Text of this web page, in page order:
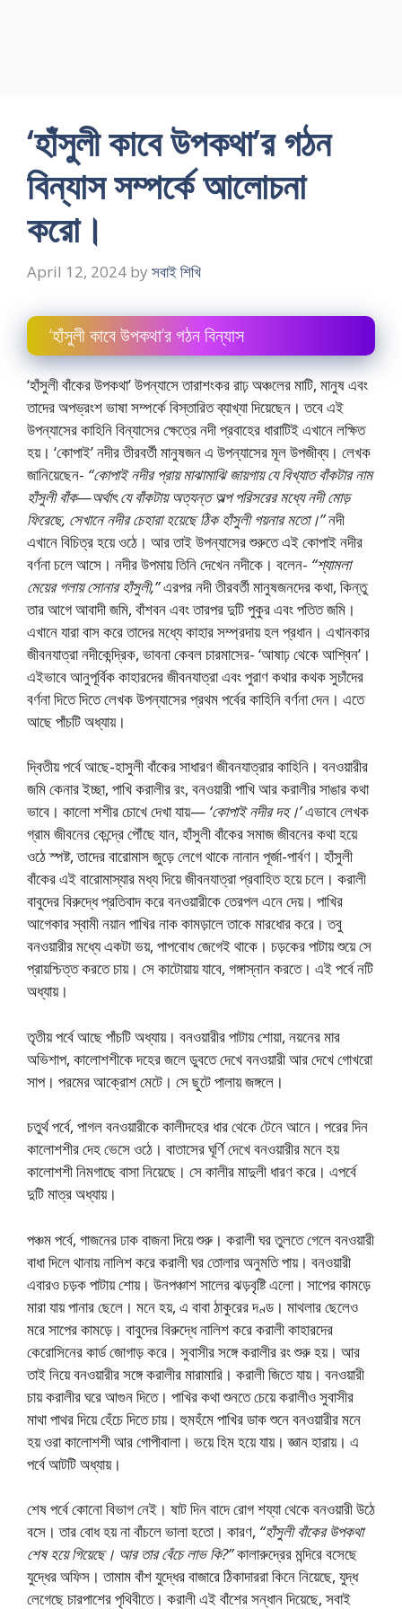
‘হাঁসুলী কাবে উপকথা’র গঠন
বিন্যাস সম্পর্কে আলোচনা
করাে।
April 12, 2024 by সবাই শিখি
‘হাঁসুলী কাবে উপকথা’র গঠন বিন্যাস
‘হাঁসুলী বাঁকের উপকথা’ উপন্যাসে তারাশংকর রাঢ় অঞ্চলের মাটি, মানুষ এবং
তাদের অপভ্রংশ ভাষা সম্পর্কে বিস্তারিত ব্যাখ্যা দিয়েছেন। তবে এই
উপন্যাসের কাহিনি বিন্যাসের ক্ষেত্রে নদী প্রবাহের ধারাটিই এখানে লক্ষিত
হয়। ‘কোপাই’ নদীর তীরবর্তী মানুষজন এ উপন্যাসের মূল উপজীব্য। লেখক
জানিয়েছেন- “কোপাই নদীর প্রায় মাঝামাঝি জায়গায় যে বিখ্যাত বাঁকটার নাম
হাঁসুলী বাঁক—অর্থাৎ যে বাঁকটায় অত্যন্ত অল্প পরিসরের মধ্যে নদী মােড়
ফিরেছে, সেখানে নদীর চেহারা হয়েছে ঠিক হাঁসুলী গয়নার মতাে।”নদী
এখানে বিচিত্র হয়ে ওঠে। আর তাই উপন্যাসের শুরুতে এই কোপাই নদীর
বর্ণনা চলে আসে। নদীর উপমায় তিনি দেখেন নদীকে। বলেন- “শ্যামলা
মেয়ের গলায় সােনার হাঁসুলী,”এরপর নদী তীরবর্তী মানুষজনদের কথা, কিন্তু
তার আগে আবাদী জমি, বাঁশবন এবং তারপর দুটি পুকুর এবং পতিত জমি।
এখানে যারা বাস করে তাদের মধ্যে কাহার সম্প্রদায় হল প্রধান। এখানকার
জীবনযাত্রা নদীকেন্দ্রিক, ভাবনা কেবল চারমাসের- ‘আষাঢ় থেকে আশ্বিন’।
এইভাবে আনুপূর্বিক কাহারদের জীবনযাত্রা এবং পুরাণ কথার কথক সুচাঁদের
বর্ণনা দিতে দিতে লেখক উপন্যাসের প্রথম পর্বের কাহিনি বর্ণনা দেন। এতে
আছে পাঁচটি অধ্যায়।
দ্বিতীয় পর্বে আছে-হাসুলী বাঁকের সাধারণ জীবনযাত্রার কাহিনি। বনওয়ারীর
জমি কেনার ইচ্ছা, পাখি করালীর রং, বনওয়ারী পাখি আর করালীর সাঙার কথা
ভাবে। কালাে শশীর চোখে দেখা যায়— ‘কোপাই নদীর দহ।’এভাবে লেখক
গ্রাম জীবনের কেন্দ্রে পৌঁছে যান, হাঁসুলী বাঁকের সমাজ জীবনের কথা হয়ে
ওঠে স্পষ্ট, তাদের বারােমাস জুড়ে লেগে থাকে নানান পূর্জা-পার্বণ। হাঁসুলী
বাঁকের এই বারােমাস্যার মধ্য দিয়ে জীবনযাত্রা প্রবাহিত হয়ে চলে। করালী
বাবুদের বিরুদ্ধে প্রতিবাদ করে বনওয়ারীকে তেরপল এনে দেয়। পাখির
আগেকার স্বামী নয়ান পাখির নাক কামড়ালে তাকে মারধাের করে। তবু
বনওয়ারীর মধ্যে একটা ভয়, পাপবােধ জেগেই থাকে। চড়কের পাটায় শুয়ে সে
প্রায়শ্চিত্ত করতে চায়। সে কাটোয়ায় যাবে, গঙ্গাস্নান করতে। এই পর্বে নটি
অধ্যায়।
তৃতীয় পর্বে আছে পাঁচটি অধ্যায়। বনওয়ারীর পাটায় শােয়া, নয়নের মার
অভিশাপ, কালােশশীকে দহের জলে ডুবতে দেখে বনওয়ারী আর দেখে গােখরাে
সাপ। পরমের আক্রোশ মেটে। সে ছুটে পালায় জঙ্গলে।
চতুর্থ পর্বে, পাগল বনওয়ারীকে কালীদহের ধার থেকে টেনে আনে। পরের দিন
কালােশশীর দেহ ভেসে ওঠে। বাতাসের ঘূর্ণি দেখে বনওয়ারীর মনে হয়
কালােশশী নিমগাছে বাসা নিয়েছে। সে কালীর মাদুলী ধারণ করে। এপর্বে
দুটি মাত্র অধ্যায়।
পঞ্চম পর্বে, গাজনের ঢাক বাজনা দিয়ে শুরু। করালী ঘর তুলতে গেলে বনওয়ারী
বাধা দিলে থানায় নালিশ করে করালী ঘর তােলার অনুমতি পায়। বনওয়ারী
এবারও চড়ক পাটায় শােয়। উনপঞ্চাশ সালের ঝড়বৃষ্টি এলাে। সাপের কামড়ে
মারা যায় পানার ছেলে। মনে হয়, এ বাবা ঠাকুরের দণ্ড। মাথলার ছেলেও
মরে সাপের কামড়ে। বাবুদের বিরুদ্ধে নালিশ করে করালী কাহারদের
কেরােসিনের কার্ড জোগাড় করে। সুবাসীর সঙ্গে করালীর রং শুরু হয়। আর
তাই নিয়ে বনওয়ারীর সঙ্গে করালীর মারামারি। করালী জিতে যায়। বনওয়ারী
চায় করালীর ঘরে আগুন দিতে। পাখির কথা শুনতে চেয়ে করালীও সুবাসীর
মাথা পাথর দিয়ে হেঁচে দিতে চায়। হুমহঁমে পাখির ডাক শুনে বনওয়ারীর মনে
হয় ওরা কালােশশী আর গােপীবালা। ভয়ে হিম হয়ে যায়। জ্ঞান হারায়। এ
পর্বে আটটি অধ্যায়।
শেষ পর্বে কোনাে বিভাগ নেই। ষাট দিন বাদে রােগ শয্যা থেকে বনওয়ারী উঠে
বসে। তার বােধ হয় না বাঁচলে ভালা হতাে। কারণ, “হাঁসুলী বাঁকের উপকথা
শেষ হয়ে গিয়েছে। আর তার বেঁচে লাভ কি?”কালারুদ্রের মন্দিরে বসেছে
যুদ্ধের অফিস। তামাম বাঁশ যুদ্ধের বাজারে ঠিকাদাররা কিনে নিয়েছে, যুদ্ধ
লেগেছে চারপাশের পৃথিবীতে। করালী এই বাঁশের সন্ধান দিয়েছে, সবাই